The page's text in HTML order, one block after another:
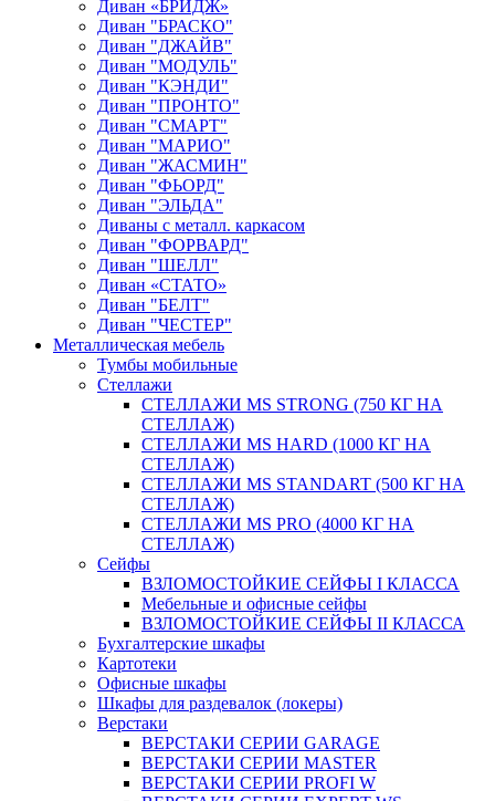
Диван «БРИДЖ»
Диван "БРАСКО"
Диван "ДЖАЙВ"
Диван "МОДУЛЬ"
Диван "КЭНДИ"
Диван "ПРОНТО"
Диван "СМАРТ"
Диван "МАРИО"
Диван "ЖАСМИН"
Диван "ФЬОРД"
Диван "ЭЛЬДА"
Диваны с металл. каркасом
Диван "ФОРВАРД"
Диван "ШЕЛЛ"
Диван «СТАТО»
Диван "БЕЛТ"
Диван "ЧЕСТЕР"
Металлическая мебель
Тумбы мобильные
Стеллажи
СТЕЛЛАЖИ MS STRONG (750 КГ НА
СТЕЛЛАЖ)
СТЕЛЛАЖИ MS HARD (1000 КГ НА
СТЕЛЛАЖ)
СТЕЛЛАЖИ MS STANDART (500 КГ НА
СТЕЛЛАЖ)
СТЕЛЛАЖИ MS PRO (4000 КГ НА
СТЕЛЛАЖ)
Сейфы
ВЗЛОМОСТОЙКИЕ СЕЙФЫ I КЛАССА
Мебельные и офисные сейфы
ВЗЛОМОСТОЙКИЕ СЕЙФЫ II КЛАССА
Бухгалтерские шкафы
Картотеки
Офисные шкафы
Шкафы для раздевалок (локеры)
Верстаки
ВЕРСТАКИ СЕРИИ GARAGE
ВЕРСТАКИ СЕРИИ MASTER
ВЕРСТАКИ СЕРИИ PROFI W